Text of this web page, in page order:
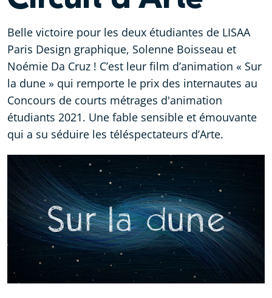
Belle victoire pour les deux étudiantes de LISAA
Paris Design graphique, Solenne Boisseau et
Noémie Da Cruz ! C’est leur film d’animation « Sur
la dune » qui remporte le prix des internautes au
Concours de courts métrages d'animation
étudiants 2021. Une fable sensible et émouvante
qui a su séduire les téléspectateurs d’Arte.